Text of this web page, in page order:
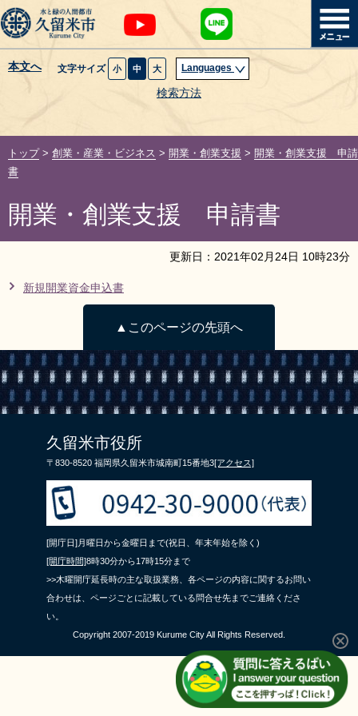
本文へ 文字サイズ 小 中 大 Languages
検索方法
暮らし・届出
健康・医療・福祉
観光魅力・イベント
計画・政策
リンク集 利用ガイド
RSS プライバシーポリシー
サイトについて
閉じる
トップ> 創業・産業・ビジネス > 開業・創業支援 > 開業・創業支援 申請
書
開業・創業支援 申請書
更新日： 2021年02 月 24日 10時23分
新規開業資金申込書
▲このページの先頭へ
久留米市役所
〒830-8520 福岡県久留米市城南町15番地3[アクセス]
[開庁日]月曜日から金曜日まで(祝日、年末年始を除く)
[開庁時間]8時30分から17時15分まで
>>木曜開庁延長時の主な取扱業務、各ページの内容に関するお問い
合わせは、ページごとに記載している問合せ先までご連絡くださ
い。
Copyright 2007-2019 Kurume City All Rights Reserved.